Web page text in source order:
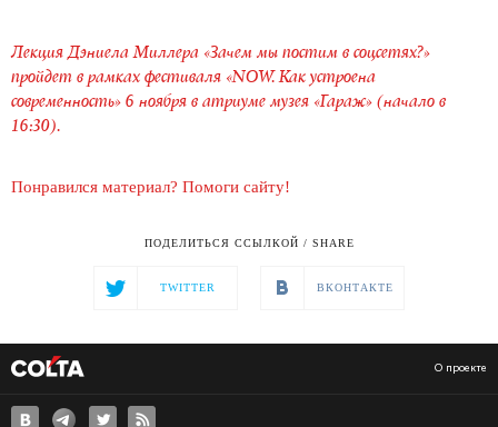
Лекция Дэниела Миллера «Зачем мы постим в соцсетях?»
пройдет в рамках фестиваля «NOW. Как устроена
современность» 6 ноября в атриуме музея «Гараж» (начало в
16:30).
Понравился материал? Помоги сайту!
ПОДЕЛИТЬСЯ ССЫЛКОЙ / SHARE
TWITTER ВКОНТАКТЕ
О проекте